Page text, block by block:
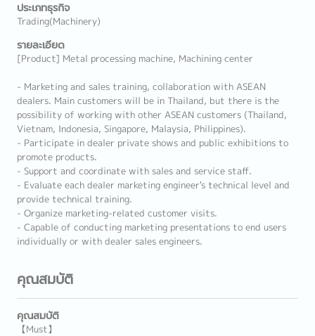
ประเภทธุรกิจ
Trading(Machinery)
รายละเอียด
[Product] Metal processing machine, Machining center
- Marketing and sales training, collaboration with ASEAN
dealers. Main customers will be in Thailand, but there is the
possibility of working with other ASEAN customers (Thailand,
Vietnam, Indonesia, Singapore, Malaysia, Philippines).
- Participate in dealer private shows and public exhibitions to
promote products.
- Support and coordinate with sales and service staff.
- Evaluate each dealer marketing engineer's technical level and
provide technical training.
- Organize marketing-related customer visits.
- Capable of conducting marketing presentations to end users
individually or with dealer sales engineers.
คุณสมบัติ
คุณสมบัติ
【Must】